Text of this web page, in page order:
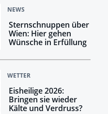
NEWS
Sternschnuppen über
Wien: Hier gehen
Wünsche in Erfüllung
WETTER
Eisheilige 2026:
Bringen sie wieder
Kälte und Verdruss?